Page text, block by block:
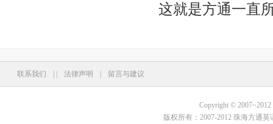
这就是方通一直
联系我们 法律声明 留言与建议
Copyright © 2007~2012
版权所有：2007-2012 珠海方通英